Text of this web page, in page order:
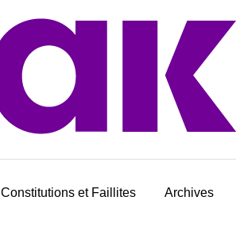
Constitutions et Faillites Archives